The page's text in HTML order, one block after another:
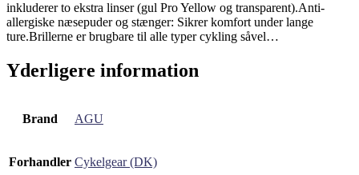
inkluderer to ekstra linser (gul Pro Yellow og transparent).Anti-
allergiske næsepuder og stænger: Sikrer komfort under lange
ture.Brillerne er brugbare til alle typer cykling såvel…
Yderligere information
Brand AGU
Forhandler Cykelgear (DK)